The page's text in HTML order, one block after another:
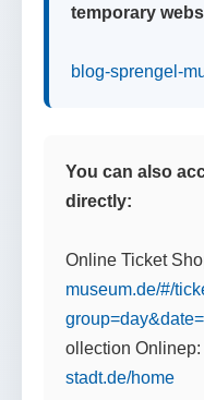
temporary
blog-sprengel-
You can also
directly:
Online Ticket
museum.de/#/
ollection Onlinep:
stadt.de/home